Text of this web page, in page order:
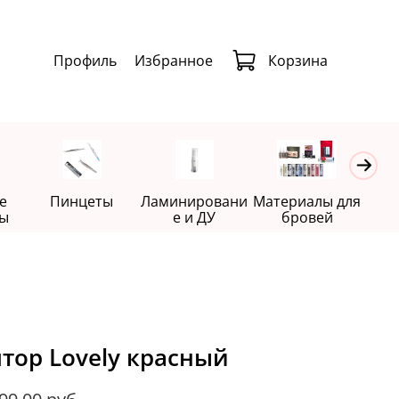
Профиль Избранное Корзина
Пинцеты
Ламинировани
е и ДУ
Материалы для
бровей
Lovely красный